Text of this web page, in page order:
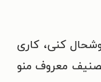
کنی، کاری
معروف منو